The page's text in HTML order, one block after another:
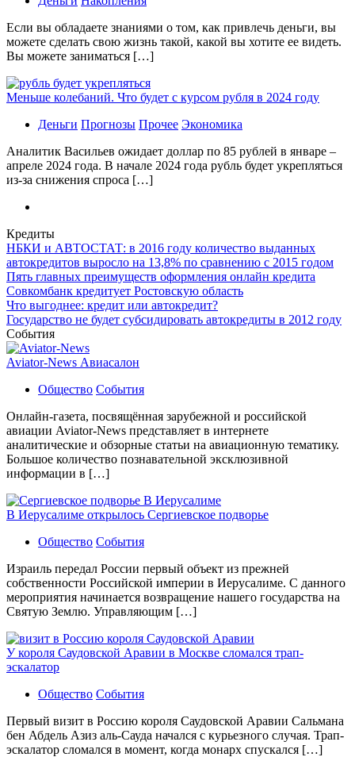
Если вы обладаете знаниями о том, как привлечь деньги, вы
можете сделать свою жизнь такой, какой вы хотите ее видеть.
Вы можете заниматься […]
Меньше колебаний. Что будет с курсом рубля в 2024 году
Деньги Прогнозы Прочее Экономика
Аналитик Васильев ожидает доллар по 85 рублей в январе –
апреле 2024 года. В начале 2024 года рубль будет укрепляться
из-за снижения спроса […]
Кредиты
НБКИ и АВТОСТАТ: в 2016 году количество выданных
автокредитов выросло на 13,8% по сравнению с 2015 годом
Пять главных преимуществ оформления онлайн кредита
Совкомбанк кредитует Ростовскую область
Что выгоднее: кредит или автокредит?
Государство не будет субсидировать автокредиты в 2012 году
События
Aviator-News Авиасалон
Общество События
Онлайн-газета, посвящённая зарубежной и российской
авиации Aviator-News представляет в интернете
аналитические и обзорные статьи на авиационную тематику.
Большое количество познавательной эксклюзивной
информации в […]
В Иерусалиме открылось Сергиевское подворье
Общество События
Израиль передал России первый объект из прежней
собственности Российской империи в Иерусалиме. С данного
мероприятия начинается возвращение нашего государства на
Святую Землю. Управляющим […]
У короля Саудовской Аравии в Москве сломался трап-
эскалатор
Общество События
Первый визит в Россию короля Саудовской Аравии Сальмана
бен Абдель Азиз аль-Сауда начался с курьезного случая. Трап-
эскалатор сломался в момент, когда монарх спускался […]